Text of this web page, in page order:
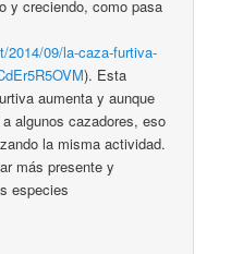
y creciendo, como pasa
2014/09/la-caza-furtiva-
). Esta
aumenta y aunque
algunos cazadores, eso
la misma actividad.
más presente y
especies